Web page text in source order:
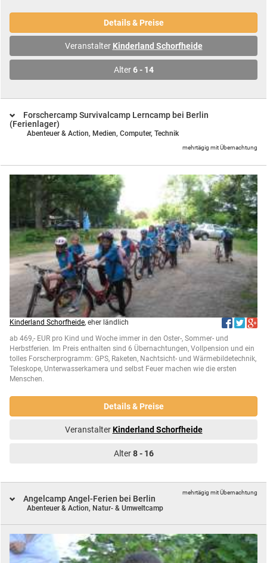
Details & Preise
Veranstalter Kinderland Schorfheide
Alter6 - 14
Forschercamp Survivalcamp Lerncamp bei Berlin
(Ferienlager)
Abenteuer & Action, Medien, Computer, Technik
mehrtägig mit Übernachtung
Kinderland Schorfheide, eher ländlich
ab 469,- EUR pro Kind und Woche immer in den Oster-, Sommer- und
Herbstferien. Im Preis enthalten sind 6 Übernachtungen, Vollpension und ein
tolles Forscherprogramm: GPS, Raketen, Nachtsicht- und Wärmebildetechnik,
Teleskope, Unterwasserkamera und selbst Feuer machen wie die ersten
Menschen.
Details & Preise
VeranstalterKinderland Schorfheide
Alter8 - 16
Angelcamp Angel-Ferien bei Berlin
Abenteuer & Action, Natur- & Umweltcamp
mehrtägig mit Übernachtung